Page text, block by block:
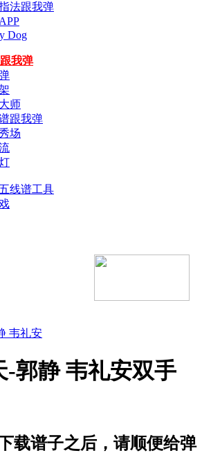
法跟我弹
Dog
我弹
师
跟我弹
场
线谱工具
韦礼安
-郭静 韦礼安双手
载谱子之后，请顺便给弹